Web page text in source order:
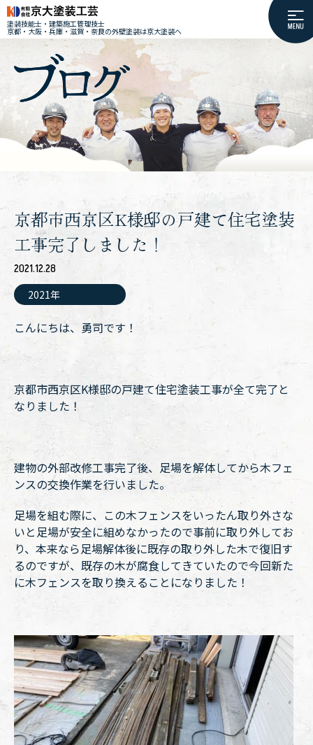
塗装技能士・建築施工管理技士
京都・大阪・兵庫・滋賀・奈良の外壁塗装は京大塗装へ
京都市西京区K様邸の戸建て住宅塗装
工事完了しました！
2021.12.28
2021年
こんにちは、勇司です！
京都市西京区K様邸の戸建て住宅塗装工事が全て完了と
なりました！
建物の外部改修工事完了後、足場を解体してから木フェ
ンスの交換作業を行いました。
足場を組む際に、この木フェンスをいったん取り外さな
いと足場が安全に組めなかったので事前に取り外してお
り、本来なら足場解体後に既存の取り外した木で復旧す
るのですが、既存の木が腐食してきていたので今回新た
に木フェンスを取り換えることになりました！